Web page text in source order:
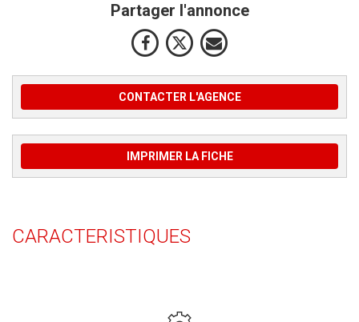
Partager l'annonce
CONTACTER L'AGENCE
IMPRIMER LA FICHE
CARACTERISTIQUES